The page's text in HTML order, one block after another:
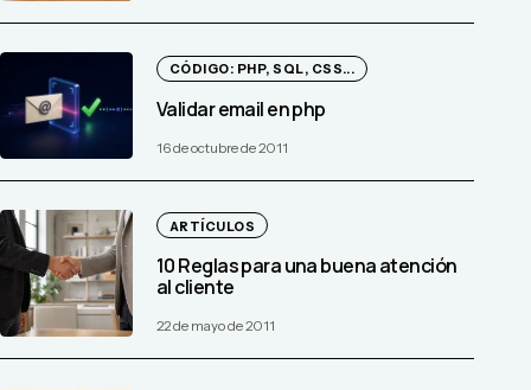
CÓDIGO: PHP, SQL, CSS...
Validar email en php
16 de octubre de 2011
ARTÍCULOS
10 Reglas para una buena atención
al cliente
22 de mayo de 2011